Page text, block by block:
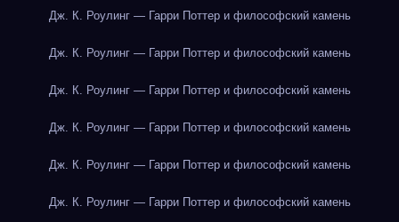
Дж. К. Роулинг — Гарри Поттер и философский камень
Дж. К. Роулинг — Гарри Поттер и философский камень
Дж. К. Роулинг — Гарри Поттер и философский камень
Дж. К. Роулинг — Гарри Поттер и философский камень
Дж. К. Роулинг — Гарри Поттер и философский камень
Дж. К. Роулинг — Гарри Поттер и философский камень